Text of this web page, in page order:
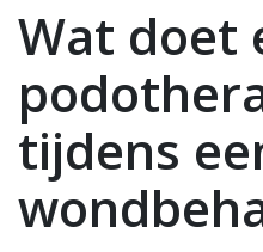
Wat doet
tijdens